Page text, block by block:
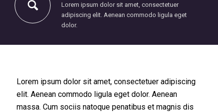
Lorem ipsum dolor sit amet, consectetuer
adipiscing elit. Aenean commodo ligula eget
dolor.
Lorem ipsum dolor sit amet, consectetuer adipiscing
elit. Aenean commodo ligula eget dolor. Aenean
massa. Cum sociis natoque penatibus et magnis dis